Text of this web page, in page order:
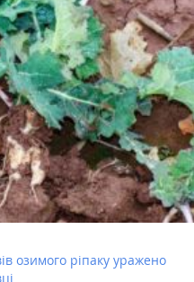
озимого ріпаку уражено